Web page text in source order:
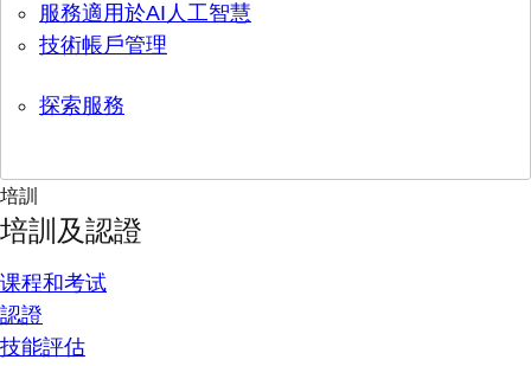
服務適用於AI人工智慧
技術帳戶管理
探索服務
培訓
培訓及認證
课程和考试
認證
技能評估